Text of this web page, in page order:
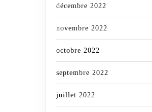
décembre 2022
novembre 2022
octobre 2022
septembre 2022
juillet 2022